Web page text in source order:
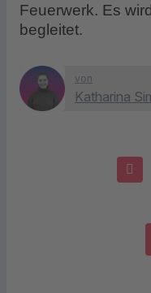
Feuerwerk. Es
begleitet.
von
Katharina